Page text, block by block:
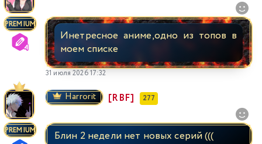
PREMIUM
Инетресное аниме,одно из топов в
моем списке
31 июля 2026 17:32
PREMIUM
Harrorit [RBF] 277
Блин 2 недели нет новых серий (((